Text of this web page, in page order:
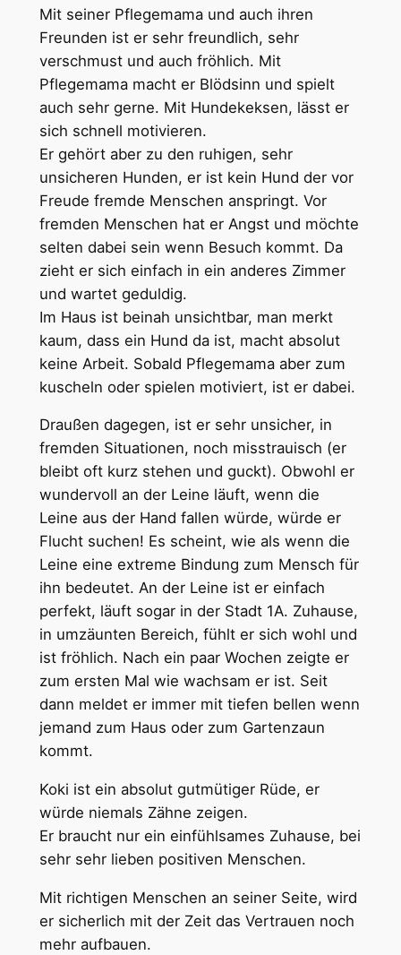
Mit seiner Pflegemama und auch ihren
Freunden ist er sehr freundlich, sehr
verschmust und auch fröhlich. Mit
Pflegemama macht er Blödsinn und spielt
auch sehr gerne. Mit Hundekeksen, lässt er
sich schnell motivieren.
Er gehört aber zu den ruhigen, sehr
unsicheren Hunden, er ist kein Hund der vor
Freude fremde Menschen anspringt. Vor
fremden Menschen hat er Angst und möchte
selten dabei sein wenn Besuch kommt. Da
zieht er sich einfach in ein anderes Zimmer
und wartet geduldig.
Im Haus ist beinah unsichtbar, man merkt
kaum, dass ein Hund da ist, macht absolut
keine Arbeit. Sobald Pflegemama aber zum
kuscheln oder spielen motiviert, ist er dabei.
Draußen dagegen, ist er sehr unsicher, in
fremden Situationen, noch misstrauisch (er
bleibt oft kurz stehen und guckt). Obwohl er
wundervoll an der Leine läuft, wenn die
Leine aus der Hand fallen würde, würde er
Flucht suchen! Es scheint, wie als wenn die
Leine eine extreme Bindung zum Mensch für
ihn bedeutet. An der Leine ist er einfach
perfekt, läuft sogar in der Stadt 1A. Zuhause,
in umzäunten Bereich, fühlt er sich wohl und
ist fröhlich. Nach ein paar Wochen zeigte er
zum ersten Mal wie wachsam er ist. Seit
dann meldet er immer mit tiefen bellen wenn
jemand zum Haus oder zum Gartenzaun
kommt.
Koki ist ein absolut gutmütiger Rüde, er
würde niemals Zähne zeigen.
Er braucht nur ein einfühlsames Zuhause, bei
sehr sehr lieben positiven Menschen.
Mit richtigen Menschen an seiner Seite, wird
er sicherlich mit der Zeit das Vertrauen noch
mehr aufbauen.